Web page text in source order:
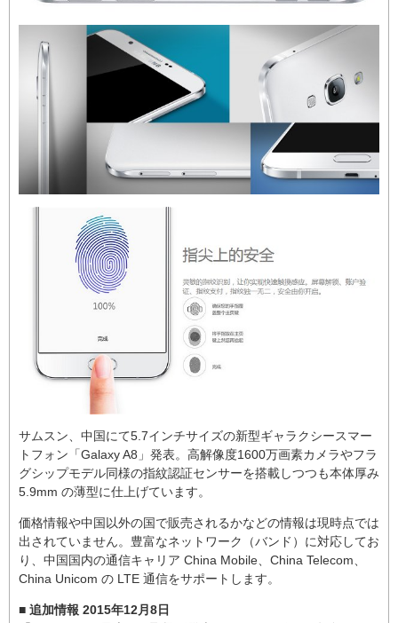
サムスン、中国にて5.7インチサイズの新型ギャラクシースマー
トフォン「Galaxy A8」発表。高解像度1600万画素カメラやフラ
グシップモデル同様の指紋認証センサーを搭載しつつも本体厚み
5.9mm の薄型に仕上げています。
価格情報や中国以外の国で販売されるかなどの情報は現時点では
出されていません。豊富なネットワーク（バンド）に対応してお
り、中国国内の通信キャリア China Mobile、China Telecom、
China Unicom の LTE 通信をサポートします。
■ 追加情報 2015年12月8日